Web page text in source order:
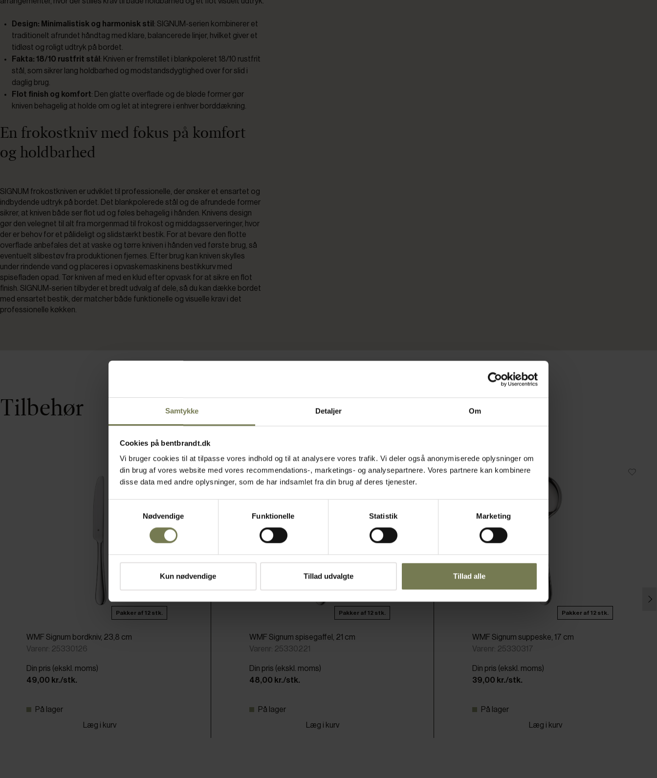
Samtykke Detaljer Om
Cookies på bentbrandt.dk
Vi bruger cookies til at tilpasse vores indhold og til at analysere vores trafik. Vi deler også anonymiserede oplysninger om
din brug af vores website med vores recommendations-, marketings- og analysepartnere. Vores partnere kan kombinere
disse data med andre oplysninger, som de har indsamlet fra din brug af deres tjenester.
Nødvendige
Funktionelle Statistik Marketing
Kun nødvendige Tillad udvalgte Tillad alle
Design: Minimalistisk og harmonisk stil : SIGNUM-serien kombinerer et
traditionelt afrundet håndtag med klare, balancerede linjer, hvilket giver et
tidløst og roligt udtryk på bordet.
Fakta: 18/10 rustfrit stål : Kniven er fremstillet i blankpoleret 18/10 rustfrit
stål, som sikrer lang holdbarhed og modstandsdygtighed over for slid i
daglig brug.
Flot finish og komfort: Den glatte overflade og de bløde former gør
kniven behagelig at holde om og let at integrere i enhver borddækning.
En frokostkniv med fokus på komfort
og holdbarhed
SIGNUM frokostkniven er udviklet til professionelle, der ønsker et ensartet og
indbydende udtryk på bordet. Det blankpolerede stål og de afrundede former
sikrer, at kniven både ser flot ud og føles behagelig i hånden. Knivens design
gør den velegnet til alt fra morgenmad til frokost og middagsserveringer, hvor
der er behov for et pålideligt og slidstærkt bestik. For at bevare den flotte
overflade anbefales det at vaske og tørre kniven i hånden ved første brug, så
eventuelt slibestøv fra produktionen fjernes. Efter brug kan kniven skylles
under rindende vand og placeres i opvaskemaskinens bestikkurv med
spisefladen opad. Tør kniven af med en klud efter opvask for at sikre en flot
finish. SIGNUM-serien tilbyder et bredt udvalg af dele, så du kan dække bordet
med ensartet bestik, der matcher både funktionelle og visuelle krav i det
professionelle køkken.
Tilbehør
Pakker af 12 stk.
WMF Signum bordkniv, 23,8 cm
Varenr: 25330126
Din pris (ekskl. moms)
49,00 kr./stk.
På lager
Læg i kurv
Pakker af 12 stk.
WMF Signum spisegaffel, 21 cm
Varenr: 25330221
Din pris (ekskl. moms)
48,00 kr./stk.
På lager
Læg i kurv
Pakker af 12 stk.
WMF Signum suppeske, 17 cm
Varenr: 25330317
Din pris (ekskl. moms)
39,00 kr./stk.
På lager
Læg i kurv